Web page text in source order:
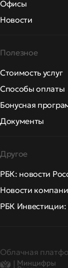
Офисы
Новости
Полезное
Стоимость услуг
Способы оплаты
Бонусная
Документы
Другое
РБК: новости
Новости
РБК
Облачная